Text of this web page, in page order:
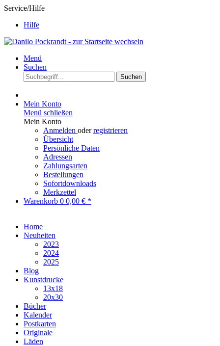
Service/Hilfe
Hilfe
Menü
Suchen
Suchen
Mein Konto
Menü schließen
Mein Konto
Anmelden oderregistrieren
Übersicht
Persönliche Daten
Adressen
Zahlungsarten
Bestellungen
Sofortdownloads
Merkzettel
Warenkorb 0 0,00 € *
Home
Neuheiten
2023
2024
2025
Blog
Kunstdrucke
13x18
20x30
Bücher
Kalender
Postkarten
Originale
Läden